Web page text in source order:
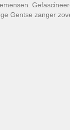
Gentse zanger